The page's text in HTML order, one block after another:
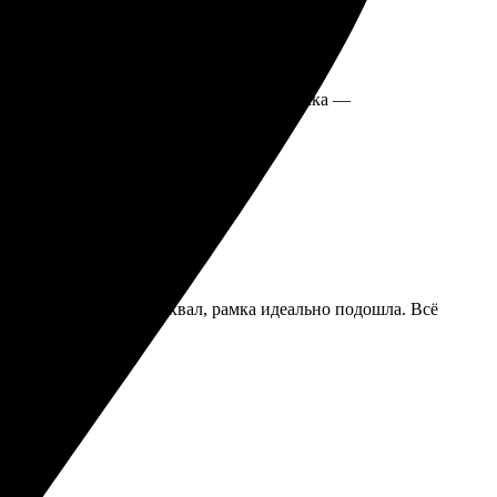
коробке, целое и невредимое. Сама рамка —
выше всяких похвал, рамка идеально подошла. Всё